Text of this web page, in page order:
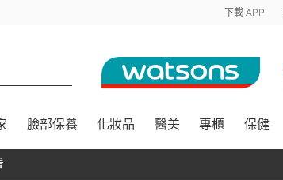
下載 APP
臉部保養 化妝品 醫美 專櫃 保健